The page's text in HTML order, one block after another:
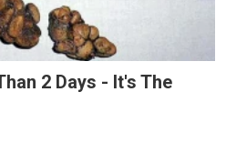
2 Days - It's The